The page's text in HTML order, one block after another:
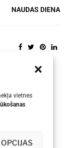
vietnes
NAUDAS DIENA